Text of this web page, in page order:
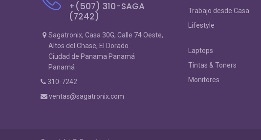
+(507) 310-SAGA
(7242)
Sagatronix, Casa 30G, Calle 74 Oeste,
Altos del Chase, El Dorado
Ciudad de Panama Panamá
Panamá
310-7242
ventas@sagatronix.com
Trabajo desde Casa
Lifestyle
Laptops
Tintas & Toners
Monitores